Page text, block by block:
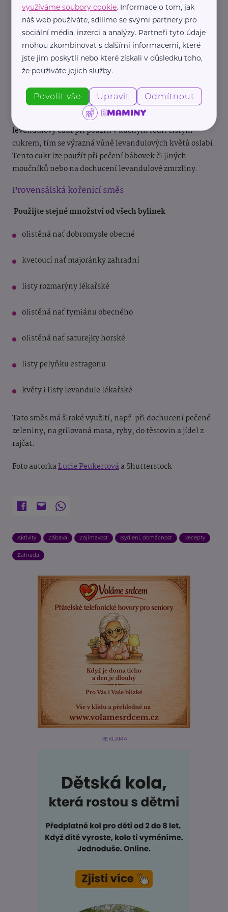
Výroba je snadná a zabere jen několik minut. V první
řadě oberte ze stonků květy. Kvítky by měly být
perfektně usušené, aby se cukr neslepoval do hrudek.
Cukr nasypte do kuchyňského mixéru a přisypte květy.
Směs pečlivě promixujte až do té doby, než se květy
Množství levandulových květů si můžete dle potřeby
upravit. Pokud je i toto množství velké, pak lze
levandulový cukr při použití v kuchyni ředit čistým
cukrem, tím se výrazná vůně levandulových květů oslabí.
Tento cukr lze použít při pečení bábovek či jiných
moučníků nebo na dochucení levandulové zmrzliny.
Provensálská kořenicí směs
Použijte stejné množství od všech bylinek
olistěná nať dobromysle obecné
kvetoucí nať majoránky zahradní
listy rozmarýny lékařské
olistěná nať tymiánu obecného
olistěná nať saturejky horské
listy pelyňku estragonu
květy i listy levandule lékařské
Tato směs má široké využití, např. při dochucení pečené
zeleniny, na grilovaná masa, ryby, do těstovin a jídel z
rajčat.
Foto autorkaLucie Peukertováa Shutterstock
Aktivity Zábava Zajímavost Bydlení, domácnost Recepty
Zahrada
REKLAMA
využíváme soubory cookie. Informace o tom, jak
náš web používáte, sdílíme se svými partnery pro
sociální média, inzerci a analýzy. Partneři tyto údaje
mohou zkombinovat s dalšími informacemi, které
jste jim poskytli nebo které získali v důsledku toho,
že používáte jejich služby.
Povolit vše Upravit Odmítnout